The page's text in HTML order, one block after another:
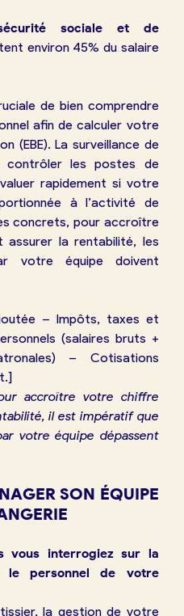
sociale et de
environ 45% du salaire
de bien comprendre
afin de calculer votre
(EBE). La surveillance de
contrôler les postes de
rapidement si votre
à l’activité de
concrets, pour accroître
assurer la rentabilité, les
votre équipe doivent
– Impôts, taxes et
(salaires bruts +
– Cotisations
accroître votre chiffre
il est impératif que
votre équipe dépassent
SON ÉQUIPE
vous interrogiez sur la
le personnel de votre
la gestion de votre